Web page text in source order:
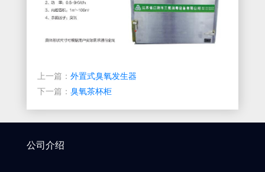
上一篇： 外置式臭氧发生器
下一篇： 臭氧茶杯柜
公司介绍